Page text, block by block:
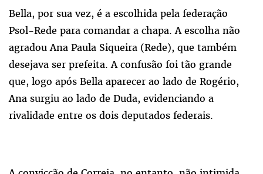
Bella, por sua vez, é a escolhida pela federação
Psol-Rede para comandar a chapa. A escolha não
agradou Ana Paula Siqueira (Rede), que também
desejava ser prefeita. A confusão foi tão grande
que, logo após Bella aparecer ao lado de Rogério,
Ana surgiu ao lado de Duda, evidenciando a
rivalidade entre os dois deputados federais.